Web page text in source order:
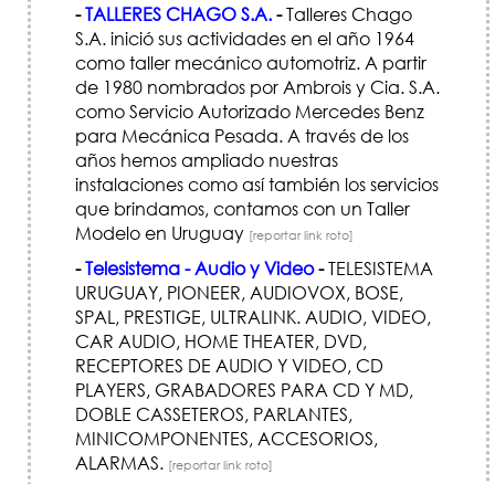
-TALLERES CHAGO S.A.-Talleres Chago
S.A. inició sus actividades en el año 1964
como taller mecánico automotriz. A partir
de 1980 nombrados por Ambrois y Cia. S.A.
como Servicio Autorizado Mercedes Benz
para Mecánica Pesada. A través de los
años hemos ampliado nuestras
instalaciones como así también los servicios
que brindamos, contamos con un Taller
Modelo en Uruguay [reportar link roto]
-Telesistema - Audio y Video-TELESISTEMA
URUGUAY, PIONEER, AUDIOVOX, BOSE,
SPAL, PRESTIGE, ULTRALINK. AUDIO, VIDEO,
CAR AUDIO, HOME THEATER, DVD,
RECEPTORES DE AUDIO Y VIDEO, CD
PLAYERS, GRABADORES PARA CD Y MD,
DOBLE CASSETEROS, PARLANTES,
MINICOMPONENTES, ACCESORIOS,
ALARMAS. [reportar link roto]